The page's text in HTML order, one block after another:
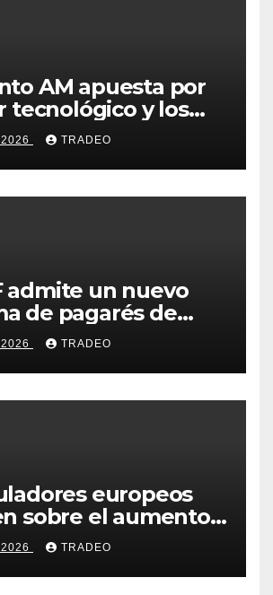
AM apuesta por
tecnológico y los
para ganar en
TRADEO
admite un nuevo
de pagarés de
20 millones de
TRADEO
europeos
sobre el aumento
con criptos tras la
MiCA
TRADEO